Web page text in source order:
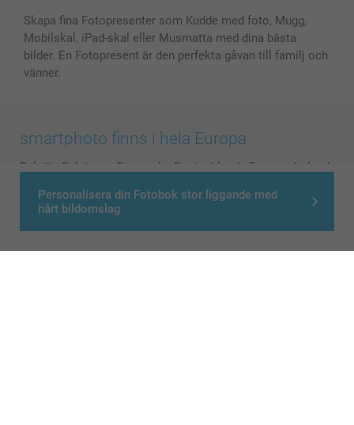
Personalisera din Fotobok stor liggande med
hårt bildomslag
Skapa fina Fotopresenter som Kudde med foto, Mugg,
Mobilskal, iPad-skal eller Musmatta med dina bästa
bilder. En Fotopresent är den perfekta gåvan till familj och
vänner.
smartphoto finns i hela Europa
België Belgique Danmark Deutschland France
Ireland
Nederland - Norge Österreich Schweiz Suisse
Switzerland - Suomi